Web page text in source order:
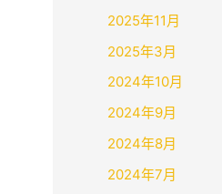
2025年11月
2025年3月
2024年10月
2024年9月
2024年8月
2024年7月